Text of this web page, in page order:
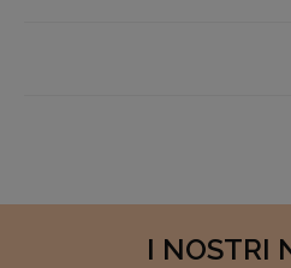
I NOSTRI